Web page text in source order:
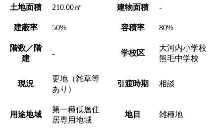
土地面積 210.00㎡ 建物面積 -
建蔽率 50% 容積率 80%
階数／階
建
- 学校区
大河内小学校
熊毛中学校
現況
更地（雑草等
あり）
引渡時期 相談
用途地域
第一種低層住
居専用地域
地目 雑種地